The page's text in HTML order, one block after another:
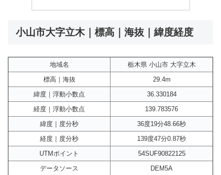
小山市大字立木｜標高｜海抜｜緯度経度
地域名
栃木県 小山市 大字立木
標高｜海抜
29.4m
緯度｜浮動小数点
36.330184
経度｜浮動小数点
139.783576
緯度｜度分秒
36度19分48.66秒
経度｜度分秒
139度47分0.87秒
UTMポイント
54SUF90822125
データソース
DEM5A